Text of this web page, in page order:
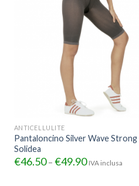
ANTICELLULITE
Pantaloncino Silver Wave Strong
Solidea
€46.50– €49.90 IVA inclusa